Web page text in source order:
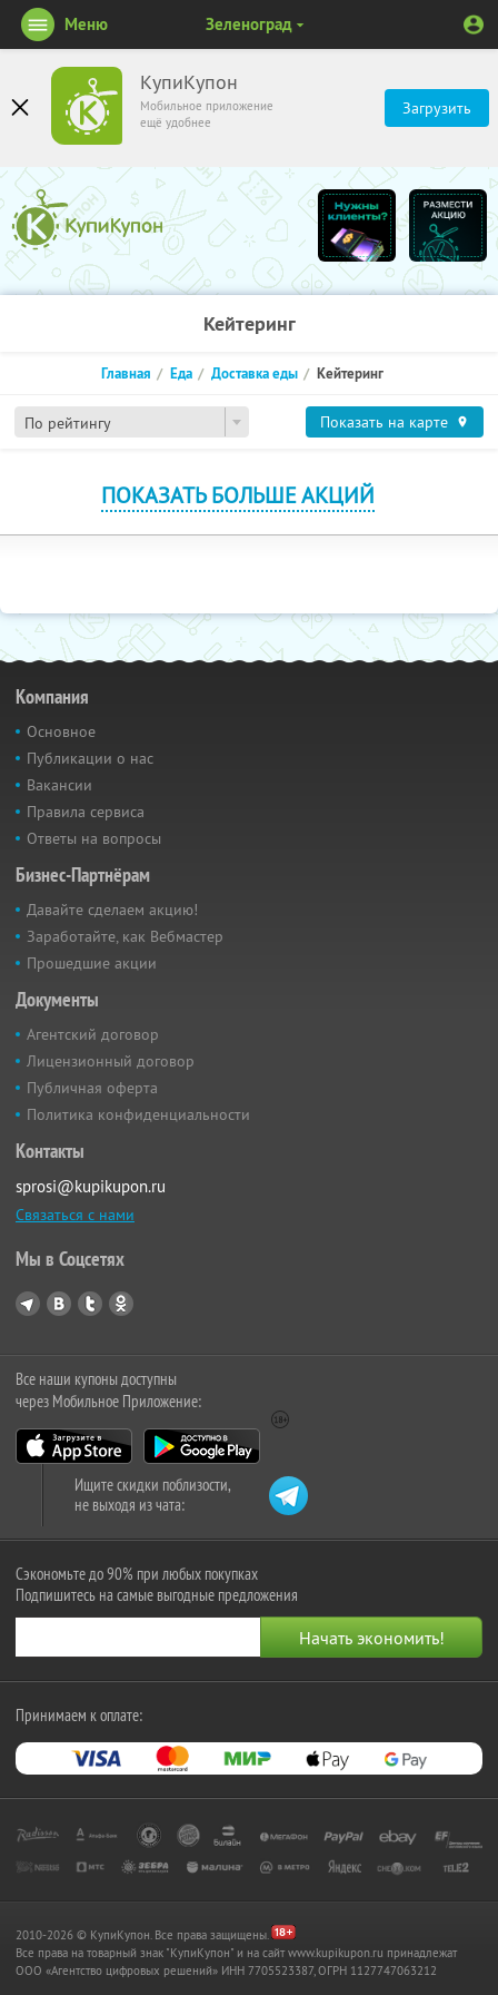
КупиКупон
Мобильное приложение
ещё удобнее
Загрузить
Меню Зеленоград
Кейтеринг
По рейтингу
Главная Еда Доставка еды Кейтеринг
Показать на карте
ПОКАЗАТЬ БОЛЬШЕ АКЦИЙ
Компания
Основное
Публикации о нас
Вакансии
Правила сервиса
Ответы на вопросы
Бизнес-Партнёрам
Давайте сделаем акцию!
Заработайте, как Вебмастер
Прошедшие акции
Документы
Агентский договор
Лицензионный договор
Публичная оферта
Политика конфиденциальности
Контакты
sprosi@kupikupon.ru
Связаться с нами
Мы в Соцсетях
Все наши купоны доступны
через Мобильное Приложение:
Ищите скидки поблизости,
не выходя из чата:
Сэкономьте до 90% при любых покупках
Подпишитесь на самые выгодные предложения
Принимаем к оплате:
2010-2026 © КупиКупон. Все права защищены.
Все права на товарный знак "КупиКупон" и на сайт www.kupikupon.ru принадлежат
OOO «Агентство цифровых решений» ИНН 7705523387, ОГРН 1127747063212